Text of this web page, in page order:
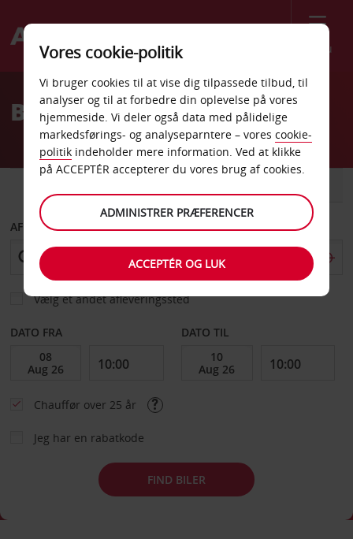
Menu
Welcome
AvisBilleje Chios
AFHENT FRA
Vælg et andet afleveringssted
DATO FRA DATO TIL
Chauffør over 25 år
Jeg har en rabatkode
FIND BILER
Vores cookie-politik
Vi bruger cookies til at vise dig tilpassede tilbud, til
analyser og til at forbedre din oplevelse på vores
hjemmeside. Vi deler også data med pålidelige
markedsførings- og analyseparntere – vores cookie-
politik indeholder mere information. Ved at klikke
på ACCEPTÉR accepterer du vores brug af cookies.
ADMINISTRER PRÆFERENCER
ACCEPTÉR OG LUK